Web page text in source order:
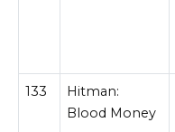
133
Hitman:
Blood Money